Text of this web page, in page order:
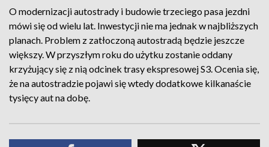
O modernizacji autostrady i budowie trzeciego pasa jezdni
mówi się od wielu lat. Inwestycji nie ma jednak w najbliższych
planach. Problem z zatłoczoną autostradą będzie jeszcze
większy. W przyszłym roku do użytku zostanie oddany
krzyżujący się z nią odcinek trasy ekspresowej S3. Ocenia się,
że na autostradzie pojawi się wtedy dodatkowe kilkanaście
tysięcy aut na dobę.